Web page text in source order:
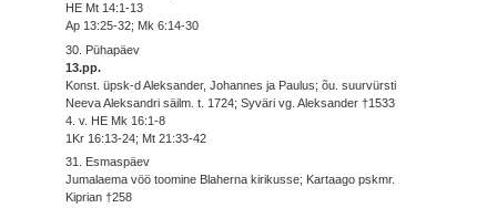
HE Mt 14:1-13
Ap 13:25-32; Mk 6:14-30
30. Pühapäev
13.pp.
Konst. üpsk-d Aleksander, Johannes ja Paulus; õu. suurvürsti
Neeva Aleksandri säilm. t. 1724; Syväri vg. Aleksander †1533
4. v. HE Mk 16:1-8
1Kr 16:13-24; Mt 21:33-42
31. Esmaspäev
Jumalaema vöö toomine Blaherna kirikusse; Kartaago pskmr.
Kiprian †258